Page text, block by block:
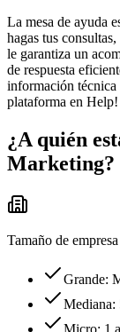
La mesa de ayuda
hagas tus
le garantiza un
de respuesta
información técnica
plataforma en Help!
¿A quién
Marketing?
Tamaño de empresa
Grande:
Mediana:
Micro: 1